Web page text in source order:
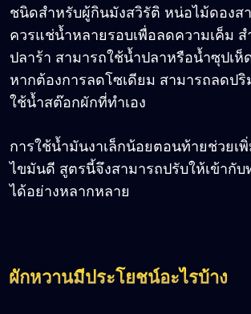
ชนิดสำหรับผู้กินมังสวิรัติ หน่อไม้ดองส
ควรแช่น้ำหลายรอบเพื่อลดความเค็ม
ปลาร้า สามารถใช้น้ำปลาหรือน้ำซุปเ
หากต้องการลดโซเดียม สามารถลดป
ใช้น้ำสต๊อกผักที่ทำเอง
การใช้น้ำมันงาเล็กน้อยตอนท้ายช่วยเ
ไขมันดี สูตรนี้จึงสามารถปรับให้เข้ากั
ได้อย่างหลากหลาย
ผักหวานมีประโยชน์อะไรบ้าง